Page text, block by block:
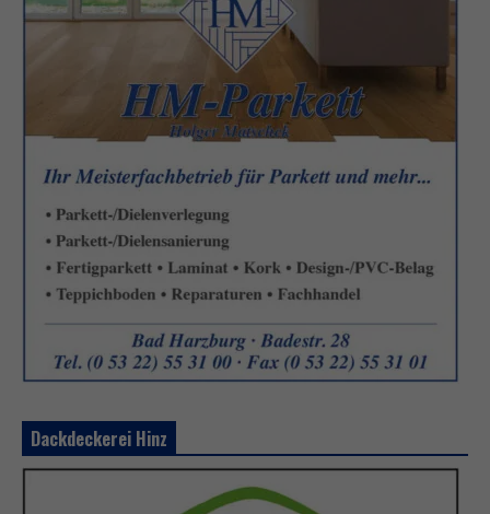
Dackdeckerei Hinz